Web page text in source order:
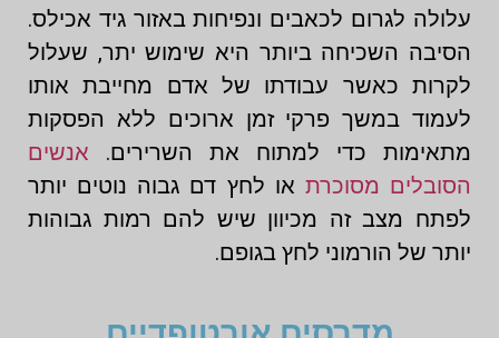
עלולה לגרום לכאבים ונפיחות באזור גיד אכילס.
הסיבה השכיחה ביותר היא שימוש יתר, שעלול
לקרות כאשר עבודתו של אדם מחייבת אותו
לעמוד במשך פרקי זמן ארוכים ללא הפסקות
מתאימות כדי למתוח את השרירים. אנשים
הסובלים מסוכרת או לחץ דם גבוה נוטים יותר
לפתח מצב זה מכיוון שיש להם רמות גבוהות
יותר של הורמוני לחץ בגופם.